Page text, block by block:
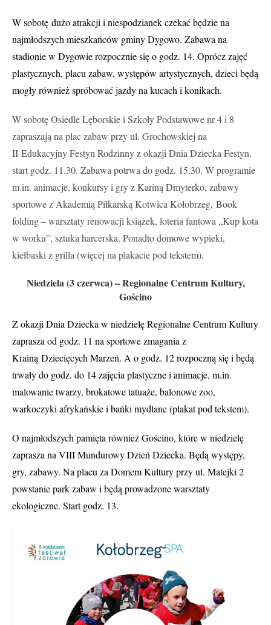
W sobotę dużo atrakcji i niespodzianek czekać będzie na
najmłodszych mieszkańców gminy Dygowo. Zabawa na
stadionie w Dygowie rozpocznie się o godz. 14. Oprócz zajęć
plastycznych, placu zabaw, występów artystycznych, dzieci będą
mogły również spróbować jazdy na kucach i konikach.
W sobotę Osiedle Lęborskie i Szkoły Podstawowe nr 4 i 8
zapraszają na plac zabaw przy ul. Grochowskiej na
II Edukacyjny Festyn Rodzinny z okazji Dnia Dziecka Festyn.
start godz. 11.30. Zabawa potrwa do godz. 15.30. W programie
m.in. animacje, konkursy i gry z Kariną Dmyterko, zabawy
sportowe z Akademią Piłkarską Kotwica Kołobrzeg, Book
folding – warsztaty renowacji książek, loteria fantowa „Kup kota
w worku”, sztuka harcerska. Ponadto domowe wypieki,
kiełbaski z grilla (więcej na plakacie pod tekstem).
Niedziela (3 czerwca) – Regionalne Centrum Kultury,
Gościno
Z okazji Dnia Dziecka w niedzielę Regionalne Centrum Kultury
zaprasza od godz. 11 na sportowe zmagania z
Krainą Dziecięcych Marzeń. A o godz. 12 rozpoczną się i będą
trwały do godz. do 14 zajęcia plastyczne i animacje, m.in.
malowanie twarzy, brokatowe tatuaże, balonowe zoo,
warkoczyki afrykańskie i bańki mydlane (plakat pod tekstem).
O najmłodszych pamięta również Gościno, które w niedzielę
zaprasza na VIII Mundurowy Dzień Dziecka. Będą występy,
gry, zabawy. Na placu za Domem Kultury przy ul. Matejki 2
powstanie park zabaw i będą prowadzone warsztaty
ekologiczne. Start godz. 13.